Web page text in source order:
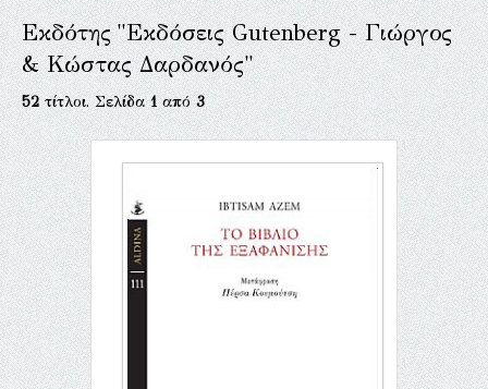
Εκδότης "Εκδόσεις Gutenberg - Γιώργος
& Κώστας Δαρδανός"
52τίτλοι. Σελίδα1από3